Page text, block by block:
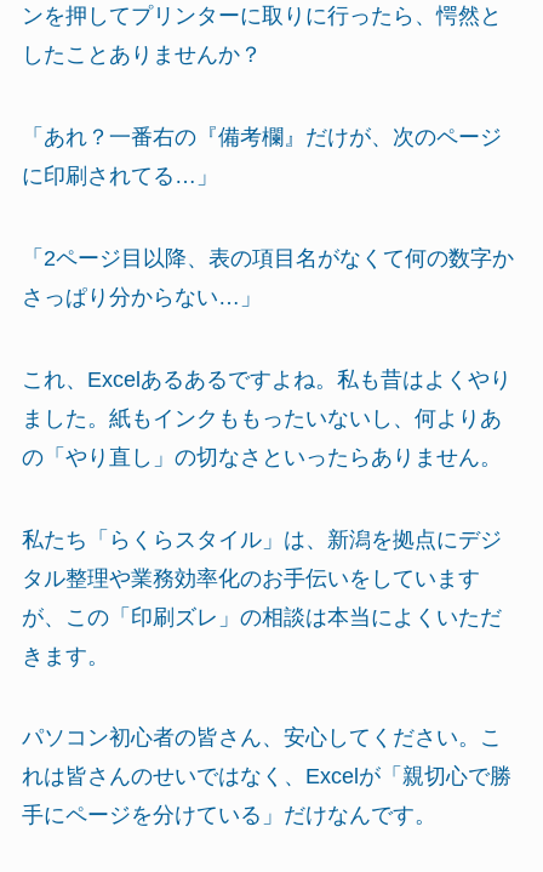
ンを押してプリンターに取りに行ったら、愕然と
したことありませんか？
「あれ？一番右の『備考欄』だけが、次のページ
に印刷されてる…」
「2ページ目以降、表の項目名がなくて何の数字か
さっぱり分からない…」
これ、Excelあるあるですよね。私も昔はよくやり
ました。紙もインクももったいないし、何よりあ
の「やり直し」の切なさといったらありません。
私たち「らくらスタイル」は、新潟を拠点にデジ
タル整理や業務効率化のお手伝いをしています
が、この「印刷ズレ」の相談は本当によくいただ
きます。
パソコン初心者の皆さん、安心してください。こ
れは皆さんのせいではなく、Excelが「親切心で勝
手にページを分けている」だけなんです。